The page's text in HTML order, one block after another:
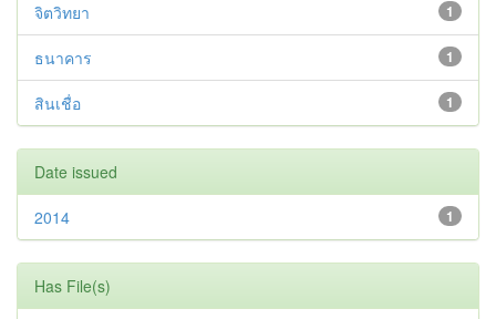
1
จิตวิทยา
1
ธนาคาร
1
สินเชื่อ
Date issued
1
2014
Has File(s)